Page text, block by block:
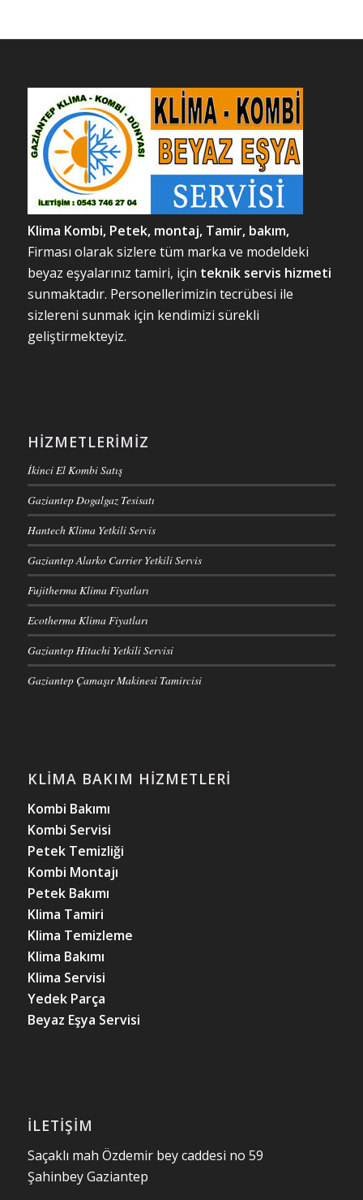
Klima Kombi, Petek, montaj, Tamir, bakım,
Firması olarak sizlere tüm marka ve modeldeki
beyaz eşyalarınız tamiri, için teknik servis hizmeti
sunmaktadır. Personellerimizin tecrübesi ile
sizlereni sunmak için kendimizi sürekli
geliştirmekteyiz.
HIZMETLERIMIZ
İkinci El Kombi Satış
Gaziantep Dogalgaz Tesisatı
Hantech Klima Yetkili Servis
Gaziantep Alarko Carrier Yetkili Servis
Fujitherma Klima Fiyatları
Ecotherma Klima Fiyatları
Gaziantep Hitachi Yetkili Servisi
Gaziantep Çamaşır Makinesi Tamircisi
KLIMA BAKIM HIZMETLERI
Kombi Bakımı
Kombi Servisi
Petek Temizliği
Kombi Montajı
Petek Bakımı
Klima Tamiri
Klima Temizleme
Klima Bakımı
Klima Servisi
Yedek Parça
Beyaz Eşya Servisi
İLETIŞIM
Saçaklı mah Özdemir bey caddesi no 59
Şahinbey Gaziantep